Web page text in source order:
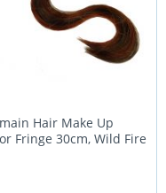
Hair Make Up
Fringe 30cm, Wild Fire